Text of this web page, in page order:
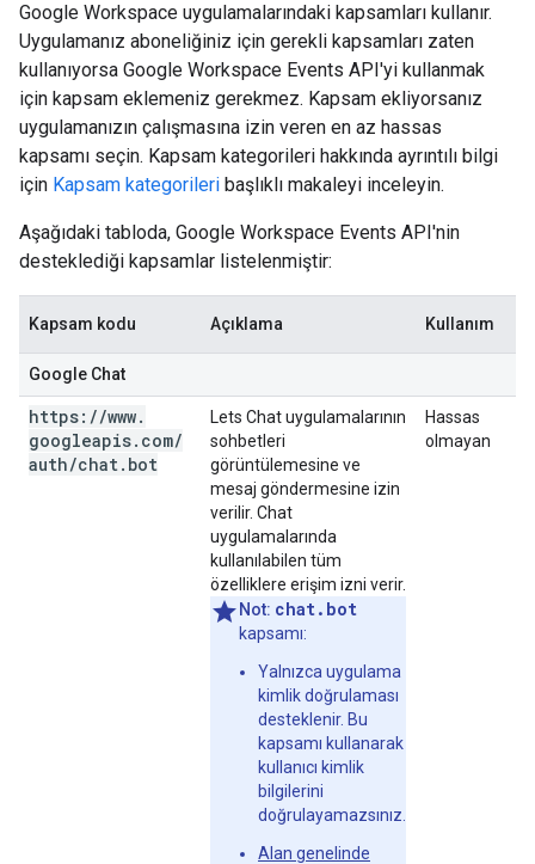
Google Workspace uygulamalarındaki kapsamları kullanır.
Uygulamanız aboneliğiniz için gerekli kapsamları zaten
kullanıyorsa Google Workspace Events API'yi kullanmak
için kapsam eklemeniz gerekmez. Kapsam ekliyorsanız
uygulamanızın çalışmasına izin veren en az hassas
kapsamı seçin. Kapsam kategorileri hakkında ayrıntılı bilgi
için Kapsam kategorileri başlıklı makaleyi inceleyin.
Aşağıdaki tabloda, Google Workspace Events API'nin
desteklediği kapsamlar listelenmiştir:
Kapsam kodu Açıklama Kullanım
Google Chat
https: //www.
googleapis. com/
auth/chat. bot
Lets Chat uygulamalarının
sohbetleri
görüntülemesine ve
mesaj göndermesine izin
verilir. Chat
uygulamalarında
kullanılabilen tüm
özelliklere erişim izni verir.
Not: chat.bot
kapsamı:
Yalnızca uygulama
kimlik doğrulaması
desteklenir. Bu
kapsamı kullanarak
kullanıcı kimlik
bilgilerini
doğrulayamazsınız.
Alan genelinde
Hassas
olmayan